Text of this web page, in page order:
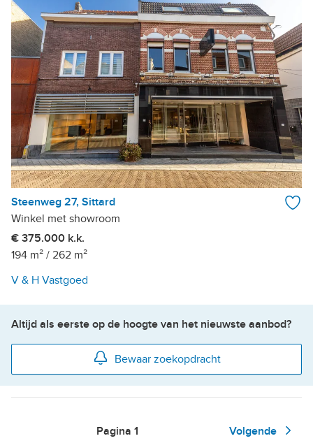
Steenweg 27, Sittard
Winkel met showroom
€ 375.000 k.k.
194 m² / 262 m²
V & H Vastgoed
Altijd als eerste op de hoogte van het nieuwste aanbod?
Bewaar zoekopdracht
Pagina 1 Volgende